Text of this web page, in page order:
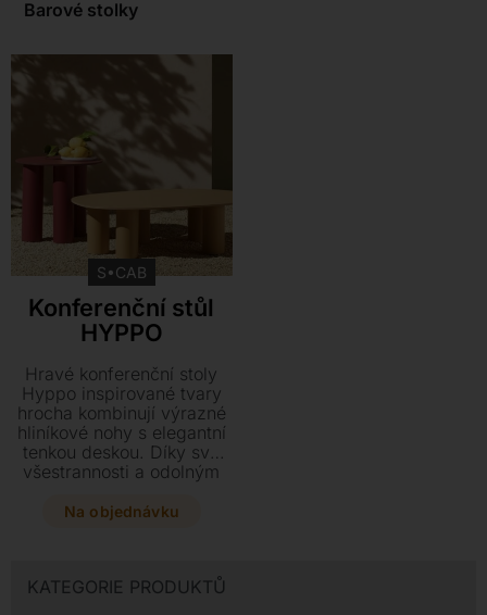
KATEGORIE PRODUKTŮ
Barové stolky
S•CAB
Konferenční stůl
HYPPO
Hravé konferenční stoly
Hyppo inspirované tvary
hrocha kombinují výrazné
hliníkové nohy s elegantní
tenkou deskou. Díky své
všestrannosti a odolným
zemitých barvách skvěle
rozměrů a barevných
Na objednávku